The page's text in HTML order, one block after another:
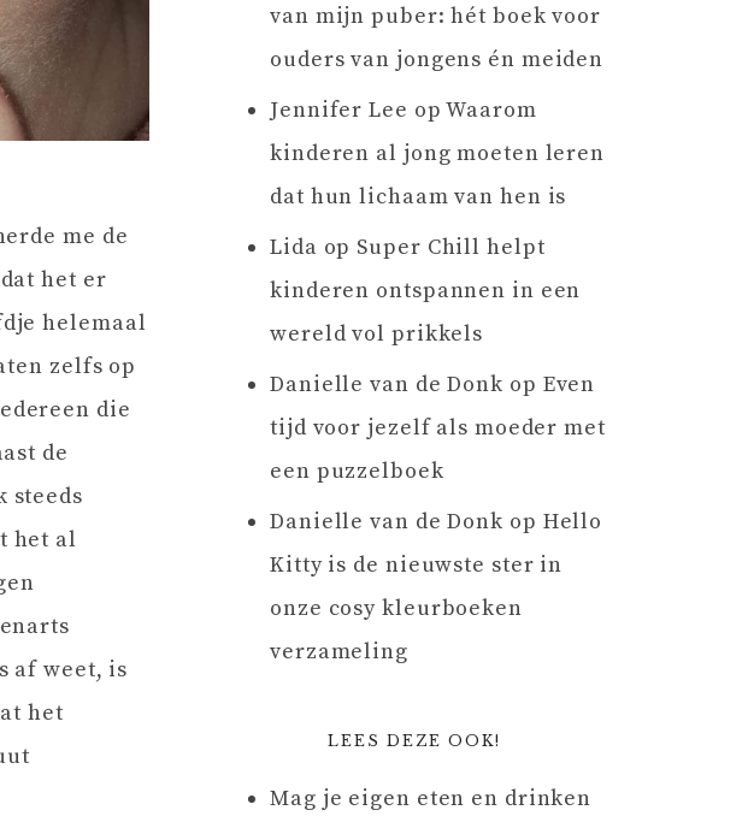
me de
het er
helemaal
zelfs op
die
de
steeds
het al
af weet, is
het
van mijn puber: hét boek voor
ouders van jongens én meiden
Jennifer Lee opWaarom
kinderen al jong moeten leren
dat hun lichaam van hen is
Lida op Super Chill helpt
kinderen ontspannen in een
wereld vol prikkels
Danielle van de Donk op Even
tijd voor jezelf als moeder met
een puzzelboek
Danielle van de Donk op Hello
Kitty is de nieuwste ster in
onze cosy kleurboeken
verzameling
LEES DEZE OOK!
Mag je eigen eten en drinken